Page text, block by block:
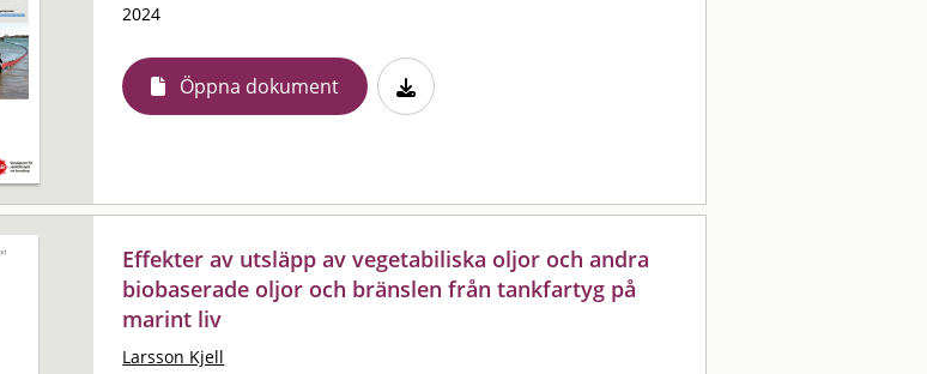
2024
Öppna dokument
Effekter av utsläpp av vegetabiliska oljor och andra
biobaserade oljor och bränslen från tankfartyg på
marint liv
Larsson Kjell